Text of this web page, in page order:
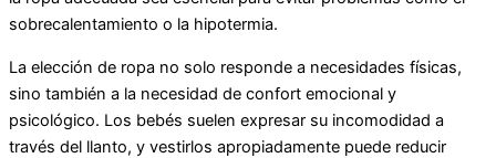
sobrecalentamiento o la hipotermia.
La elección de ropa no solo responde a necesidades físicas,
sino también a la necesidad de confort emocional y
psicológico. Los bebés suelen expresar su incomodidad a
través del llanto, y vestirlos apropiadamente puede reducir